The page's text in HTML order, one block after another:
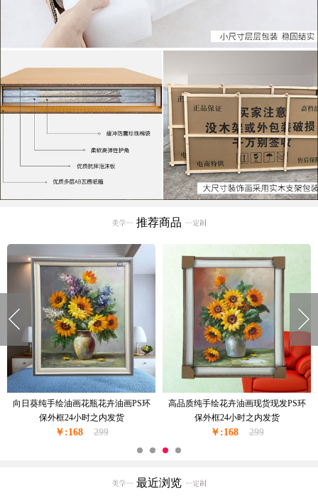
推荐商品
窗台边上的花瓶花卉油画纯手绘油画
现货现发金色实木外框24小时之内发
货
￥:228 350
现货现发纯手绘花绘油画卧室挂画厚
油厚肌理油画实木外框24小时之内发
货
￥:228 350
最近浏览